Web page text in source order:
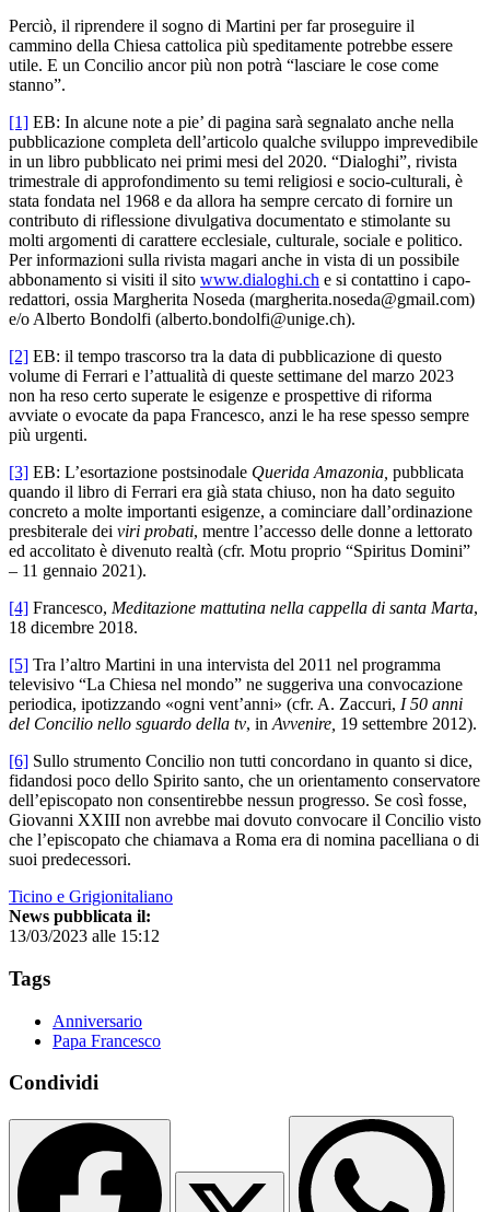
Perciò, il riprendere il sogno di Martini per far proseguire il
cammino della Chiesa cattolica più speditamente potrebbe essere
utile. E un Concilio ancor più non potrà “lasciare le cose come
stanno”.
[1] EB: In alcune note a pie’ di pagina sarà segnalato anche nella
pubblicazione completa dell’articolo qualche sviluppo imprevedibile
in un libro pubblicato nei primi mesi del 2020. “Dialoghi”, rivista
trimestrale di approfondimento su temi religiosi e socio-culturali, è
stata fondata nel 1968 e da allora ha sempre cercato di fornire un
contributo di riflessione divulgativa documentato e stimolante su
molti argomenti di carattere ecclesiale, culturale, sociale e politico.
Per informazioni sulla rivista magari anche in vista di un possibile
abbonamento si visiti il sito www.dialoghi.ch e si contattino i capo-
redattori, ossia Margherita Noseda (margherita.noseda@gmail.com)
e/o Alberto Bondolfi (alberto.bondolfi@unige.ch).
[2] EB: il tempo trascorso tra la data di pubblicazione di questo
volume di Ferrari e l’attualità di queste settimane del marzo 2023
non ha reso certo superate le esigenze e prospettive di riforma
avviate o evocate da papa Francesco, anzi le ha rese spesso sempre
più urgenti.
[3] EB: L’esortazione postsinodale Querida Amazonia, pubblicata
quando il libro di Ferrari era già stata chiuso, non ha dato seguito
concreto a molte importanti esigenze, a cominciare dall’ordinazione
presbiterale dei viri probati, mentre l’accesso delle donne a lettorato
ed accolitato è divenuto realtà (cfr. Motu proprio “Spiritus Domini”
– 11 gennaio 2021).
[4] Francesco, Meditazione mattutina nella cappella di santa Marta,
18 dicembre 2018.
[5] Tra l’altro Martini in una intervista del 2011 nel programma
televisivo “La Chiesa nel mondo” ne suggeriva una convocazione
periodica, ipotizzando «ogni vent’anni» (cfr. A. Zaccuri, I 50 anni
del Concilio nello sguardo della tv, in Avvenire, 19 settembre 2012).
[6] Sullo strumento Concilio non tutti concordano in quanto si dice,
fidandosi poco dello Spirito santo, che un orientamento conservatore
dell’episcopato non consentirebbe nessun progresso. Se così fosse,
Giovanni XXIII non avrebbe mai dovuto convocare il Concilio visto
che l’episcopato che chiamava a Roma era di nomina pacelliana o di
suoi predecessori.
Ticino e Grigionitaliano
News pubblicata il:
13/03/2023 alle 15:12
Tags
Anniversario
Papa Francesco
Condividi